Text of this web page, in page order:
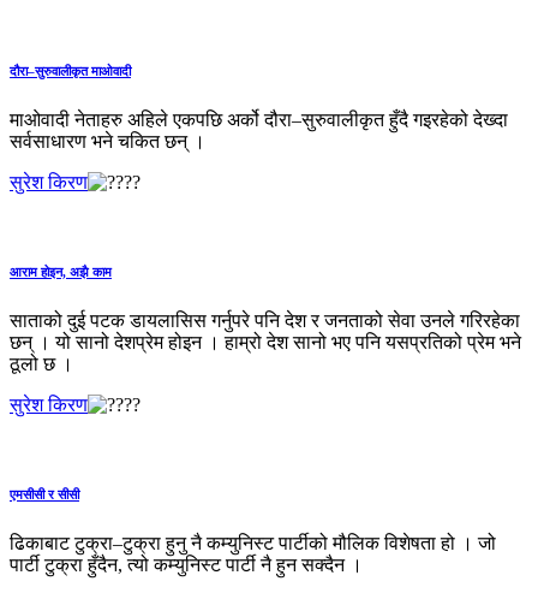
दौरा–सुरुवालीकृत माओवादी
माओवादी नेताहरु अहिले एकपछि अर्को दौरा–सुरुवालीकृत हुँदै गइरहेको देख्दा
सर्वसाधारण भने चकित छन् ।
सुरेश किरण
आराम होइन, अझै काम
साताको दुई पटक डायलासिस गर्नुपरे पनि देश र जनताको सेवा उनले गरिरहेका
छन् । यो सानो देशप्रेम होइन । हाम्रो देश सानो भए पनि यसप्रतिको प्रेम भने
ठूलो छ ।
सुरेश किरण
एमसीसी र सीसी
ढिकाबाट टुक्रा–टुक्रा हुनु नै कम्युनिस्ट पार्टीको मौलिक विशेषता हो । जो
पार्टी टुक्रा हुँदैन, त्यो कम्युनिस्ट पार्टी नै हुन सक्दैन ।